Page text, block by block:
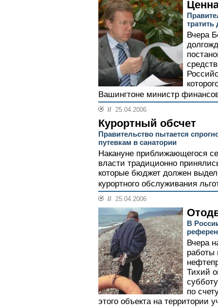
тратить
Вчера
Вашингтоне министр
// 25.04.2006
Курортный обсчет
Правительство пытается
путевкам в санатории
Накануне приближающегося
власти традиционно
которые бюджет должен
курортного обслуживания
// 25.04.2006
В
Вчера
работы
Тихий
по
этого объекта на территории